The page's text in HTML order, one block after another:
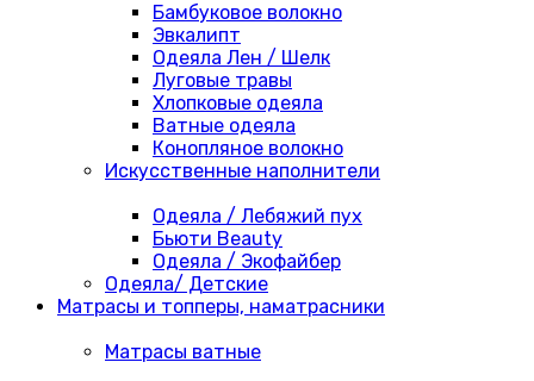
Бамбуковое волокно
Эвкалипт
Одеяла Лен / Шелк
Луговые травы
Хлопковые одеяла
Ватные одеяла
Конопляное волокно
Искусственные наполнители
Одеяла / Лебяжий пух
Бьюти Beauty
Одеяла / Экофайбер
Одеяла/ Детские
Матрасы и топперы, наматрасники
Матрасы ватные